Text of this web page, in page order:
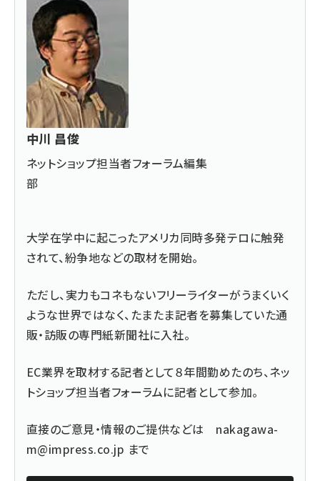
中川 昌俊
ネットショップ担当者フォーラム編集
部
大学在学中に起こったアメリカ同時多発テロに触発
されて、紛争地などの取材を開始。
ただし、実力もコネもないフリーライターがうまくいく
ような世界ではなく、たまたま記者を募集していた通
販・訪販の専門紙新聞社に入社。
EC業界を取材する記者として８年間勤めたのち、ネッ
トショップ担当者フォーラムに記者として参加。
直接のご意見・情報のご提供などは nakagawa-
m@impress.co.jp まで